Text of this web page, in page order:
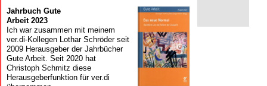
Jahrbuch Gute
Arbeit 2023
Ich war zusammen mit meinem
ver.di-Kollegen Lothar Schröder seit
2009 Herausgeber der Jahrbücher
Gute Arbeit. Seit 2020 hat
Christoph Schmitz diese
Herausgeberfunktion für ver.di